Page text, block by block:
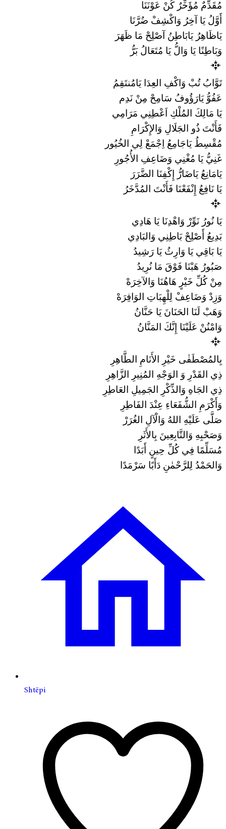
مُقَدِّمٌ مُؤَخِّرٌ كُنْ عَوْنَنَا
أَوَّلُ يَا آخِرُ وَاكْشِفْ ضُرَّنَا
يَاظَاهِرُ يَابَاطِنُ آصْلِحْ مَا ظَهَرَ
وَبَاطِنًا يَا وَالُّ يَا مُتَعَالُ بَرُّ
تَوَّابُ تُبْ وَاكْفِ العِدَا يَامُنتَقِمُ
عَفُوُّ يَارَؤُوفُ سَامِحْ مِنْ نَدِم
يَا مَالِكَ المُلْكِ اَعْطِنِي مَرَامِي
فَأَنْتَ ذُو الجَلَالِ وَالإِكْرَامِ
مُقْسِطُ يَاجَامِعُ اِجْمَعْ لِي الخُيُور
غَنِيُّ يَا مُغْنِي وَضَاعِفِ الأُجُورِ
يَامَانِعُ يَاضَارُّ إِكْفِنَا الضَّرَرَ
يَا نَافِعُ إِنْفَعْنَا فَأَنْتَ المُدَّخَرُ
يَا نُورُ نَوِّرْ وَاهْدِنَا يَا هَادِي
بَدِيعُ أَصْلِحْ بَاطِنِي وَالبَادِي
يَا بَاقِي يَا وَارِثُ يَا رَشِيدُ
صَبُورُ هَبْنَا فَوْقَ مَا نُرِيدُ
مِنْ كُلِّ خَيْرٍ هَاهُنَا وَالآخِرَهْ
وَزِدْ وَضَاعِفْ لِلْهِبَاتِ الوَافِرَهْ
وَهَبْ لَنَا الحَنَانَ يَا حَنَّانُ
وَامْنُنْ عَلَيْنَا إِنَّكَ المَنَّانُ
بِالمُصْطَفٰى خَيْرِ الأَنَامِ الطَّاهِرِ
ذِي القَدْرِ وَ الوَجْهِ المُنِيرِ الزَّاهِرِ
ذِي الجَاهِ وَالذِّكْرِ الجَمِيلِ العَاطِرِ
وَأَكْرَمِ الشُّفَعَاءِ عِنْدَ الفَاطِرِ
صَلَّى عَلَيْهِ اللهُ وَالْآلِ الغُرَرْ
وَصَحْبِهِ وَالتَّابِعِينَ بِالأَثَرِ
مُسَلِّمًا فِي كُلِّ حِينٍ أَبَدًا
وَالحَمْدُ لِلرَّحْمٰنِ دَأَبًا سَرْمَدًا
Shtëpi